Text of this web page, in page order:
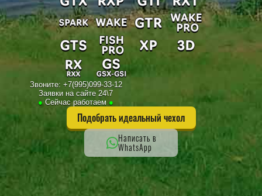
Звоните: +7(995)099-33-12
Заявки на сайте 24\7
● Сейчас работаем ●
Подобрать идеальный чехол
Написать в
WhatsApp